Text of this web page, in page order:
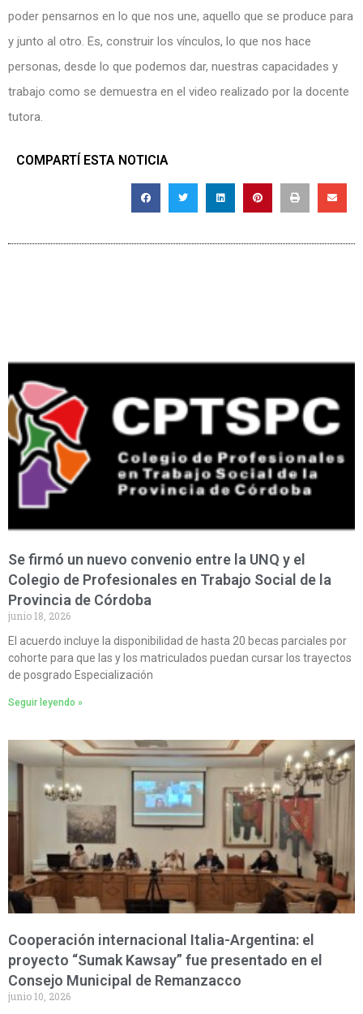
poder pensarnos en lo que nos une, aquello que se produce para
y junto al otro. Es, construir los vínculos, lo que nos hace
personas, desde lo que podemos dar, nuestras capacidades y
trabajo como se demuestra en el video realizado por la docente
tutora.
COMPARTÍ ESTA NOTICIA
Se firmó un nuevo convenio entre la UNQ y el
Colegio de Profesionales en Trabajo Social de la
Provincia de Córdoba
junio 18, 2026
El acuerdo incluye la disponibilidad de hasta 20 becas parciales por
cohorte para que las y los matriculados puedan cursar los trayectos
de posgrado Especialización
Seguir leyendo »
Cooperación internacional Italia-Argentina: el
proyecto “Sumak Kawsay” fue presentado en el
Consejo Municipal de Remanzacco
junio 10, 2026